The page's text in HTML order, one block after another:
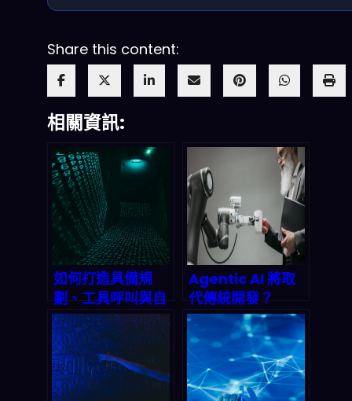
Share this content:
相關資訊:
如何打造具備規
劃、工具呼叫與自
我批判能力的進階
Agentic AI 系
統？2026 終極實
戰指南
Agentic AI 將取
代傳統開發？
SoftServe 報告
揭示：98% 開發
者認為自動化是軟
體交付的未來